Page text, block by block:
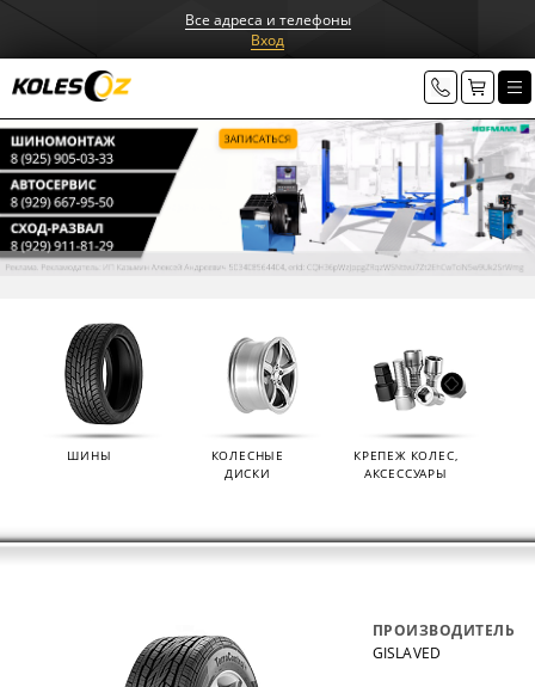
Все адреса и телефоны
Вход
ШИНЫ
КОЛЕСНЫЕ
ДИСКИ
КРЕПЕЖ КОЛЕС,
АКСЕССУАРЫ
ПРОИЗВОДИТЕЛЬ
GISLAVED